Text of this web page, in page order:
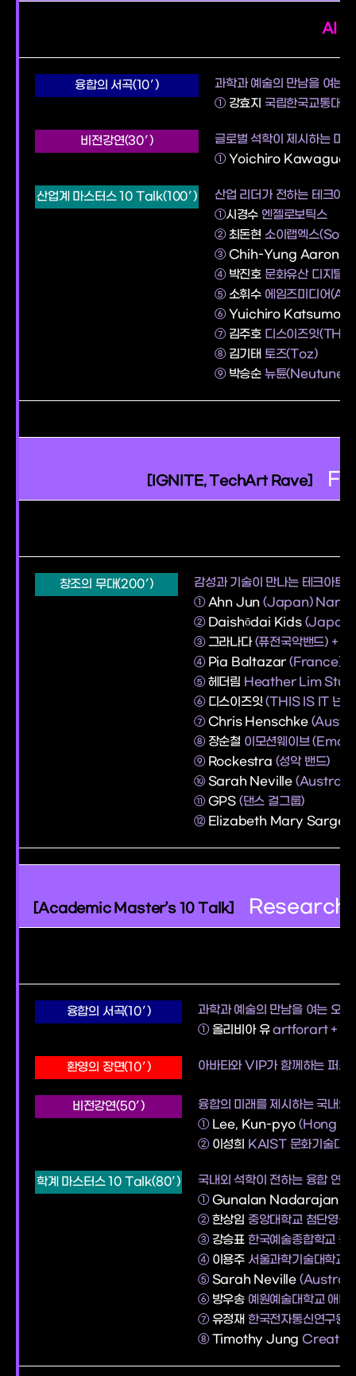
AI
융합의 서곡(10′)
과학과 예술의 만남을 여는
① 강효지 국립한국교통대
비전강연(30′)
글로벌 석학이 제시하는 미
①Yoichiro
산업계 마스터스 10 Talk(100′)
산업 리더가 전하는 테크아
①시경수 엔젤로보틱스
②최돈현 소이랩엑스
③Chih-Yung Aaron
④ 박진호 문화유산 디지털
⑤소휘수 에임즈미디어
⑥Yuichiro Katsumoto
⑦ 김주호 디스이즈잇
⑧ 김기태 토즈(Toz)
⑨ 박승순 뉴튠(Neutune)
[IGNITE, TechArt Rave]
창조의 무대(200′)
감성과 기술이 만나는 테크아트
①Ahn Jun (Japan) Nara
② Daishōdai Kids(Japan)
③그라나다(퓨전국악밴드) +
④ Pia Baltazar (France)
⑤헤더림 Heather Lim
⑥ 디스이즈잇(THIS IS IT 넌버
⑦Chris Henschke
⑧ 장순철 이모션웨이브
⑨ Rockestra (성악 밴드)
⑩ Sarah Neville
⑪GPS (댄스 걸그룹)
⑫ Elizabeth Mary
[Academic Master’s 10 Talk]
융합의 서곡(10′)
과학과 예술의 만남을 여는 오
①올리비아 유artforart +
환영의 장면(10′) 아바타와 VIP가 함께하는 퍼포
비전강연(50′)
융합의 미래를 제시하는 국내외
① Lee, Kun-pyo (Hong
② 이성희 KAIST 문화기술대
학계 마스터스 10 Talk(80′)
국내외 석학이 전하는 융합 연
①Gunalan Nadarajan
②한상임 중앙대학교 첨단영상
③ 강승표 한국예술종합학교 융
④ 이용주 서울과학기술대학교
⑤ Sarah Neville
⑥ 방우송 예원예술대학교 애니
⑦유정재 한국전자통신연구원
⑧Timothy Jung